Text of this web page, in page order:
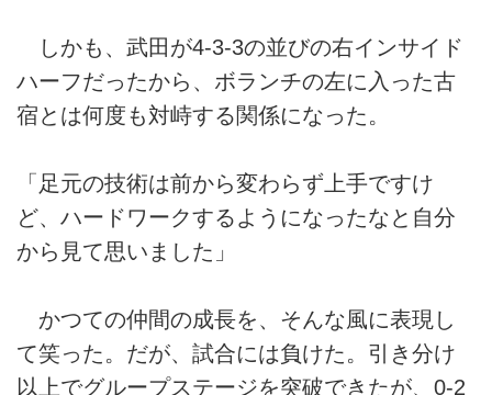
しかも、武田が4-3-3の並びの右インサイド
ハーフだったから、ボランチの左に入った古
宿とは何度も対峙する関係になった。
「足元の技術は前から変わらず上手ですけ
ど、ハードワークするようになったなと自分
から見て思いました」
かつての仲間の成長を、そんな風に表現し
て笑った。だが、試合には負けた。引き分け
以上でグループステージを突破できたが、0-2